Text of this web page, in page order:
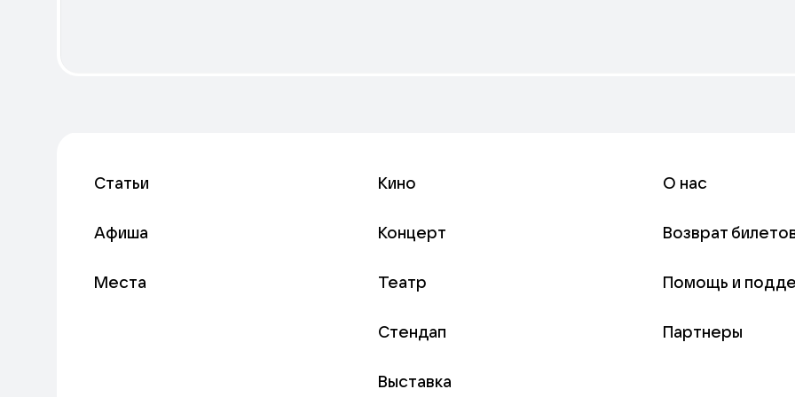
Статьи
Афиша
Места
Кино
Концерт
Театр
Стендап
Выставка
О нас
Возврат
Помощь и
Партнеры